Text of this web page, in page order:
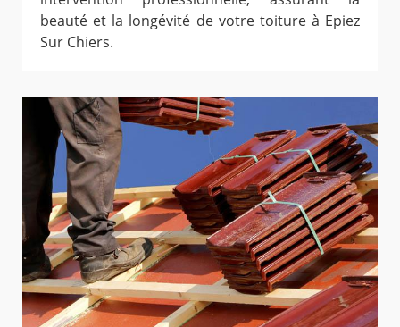
beauté et la longévité de votre toiture à Epiez
Sur Chiers.